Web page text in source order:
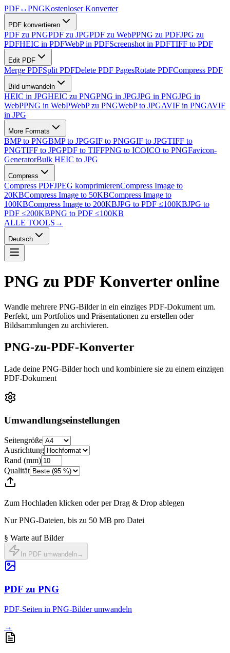
PDF↔PNGKostenloser Konverter
PDF konvertieren
PDF zu PNGPDF zu JPGPDF zu WebPPNG zu PDFJPG zu
PDFHEIC in PDFWebP in PDFScreenshot in PDFTIFF to PDF
Edit PDF
Merge PDFSplit PDFDelete PDF PagesRotate PDFCompress PDF
Bild umwandeln
HEIC in JPGHEIC zu PNGPNG in JPGJPG in PNGJPG in
WebPPNG in WebPWebP zu PNGWebP to JPGAVIF in PNGAVIF
in JPG
More Formats
BMP to PNGBMP to JPGGIF to PNGGIF to JPGTIFF to
PNGTIFF to JPGPDF to TIFFPNG to ICOICO to PNGFavicon-
GeneratorBulk HEIC to JPG
Compress
Compress PDFJPEG komprimierenCompress Image to
20KBCompress Image to 50KBCompress Image to
100KBCompress Image to 200KBJPG to PDF ≤100KBJPG to
PDF ≤200KBPNG to PDF ≤100KB
ALLE TOOLS →
Deutsch
PNG zu PDF Konverter online
Wandle mehrere PNG-Bilder in ein einziges PDF-Dokument um.
Perfekt, um Portfolios und Präsentationen zu erstellen oder
Bildsammlungen zu archivieren.
PNG-zu-PDF-Konverter
Lade deine PNG-Bilder hoch und kombiniere sie zu einem einzigen
PDF-Dokument
Umwandlungseinstellungen
Seitengröße
Ausrichtung
Rand (mm)
Qualität
Zum Hochladen klicken oder per Drag & Drop ablegen
Nur PNG-Dateien, bis zu 50 MB pro Datei
§ Warte auf Bilder
In PDF umwandeln→
PDF zu PNG
PDF-Seiten in PNG-Bilder umwandeln
→